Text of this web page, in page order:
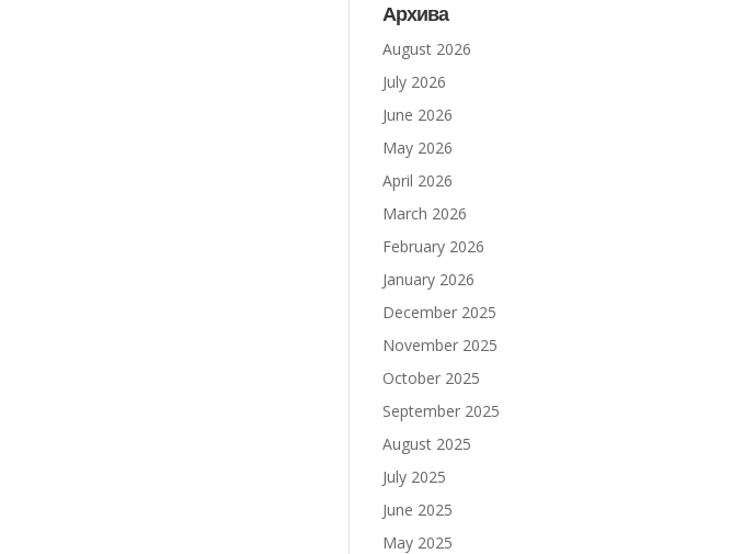
Архива
August 2026
July 2026
June 2026
May 2026
April 2026
March 2026
February 2026
January 2026
December 2025
November 2025
October 2025
September 2025
August 2025
July 2025
June 2025
May 2025